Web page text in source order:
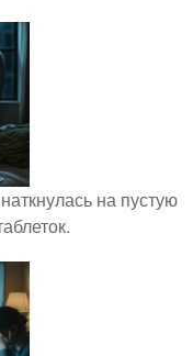
на пустую